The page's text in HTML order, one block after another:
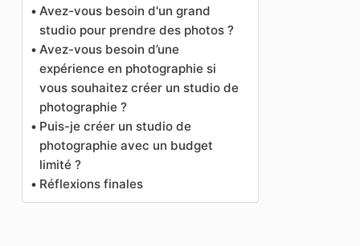
Avez-vous besoin d'un grand
studio pour prendre des photos ?
Avez-vous besoin d’une
expérience en photographie si
vous souhaitez créer un studio de
photographie ?
Puis-je créer un studio de
photographie avec un budget
limité ?
Réflexions finales